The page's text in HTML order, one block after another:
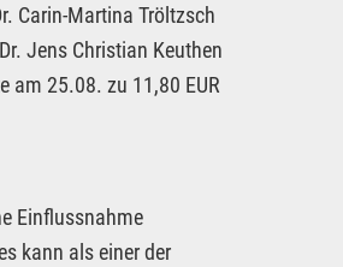
Carin-Martina Tröltzsch
Jens Christian Keuthen
am 25.08. zu 11,80 EUR
Einflussnahme
kann als einer der